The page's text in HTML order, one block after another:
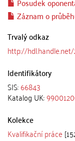
Záznam o
Trvalý odkaz
http://
Identifikátory
SIS:66843
Katalog UK:
Kolekce
Kvalifikační práce